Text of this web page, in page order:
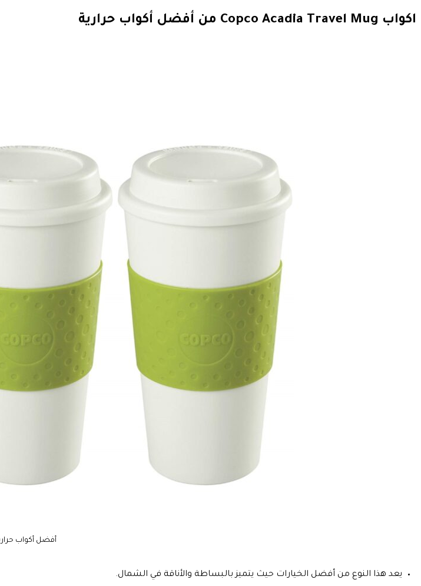
اكواب Copco Acadia Travel Mug من أفضل أكواب حرارية
أفضل أكواب
يعد هذا النوع من أفضل الخيارات حيث يتميز بالبساطة والأناقة في الشمال.